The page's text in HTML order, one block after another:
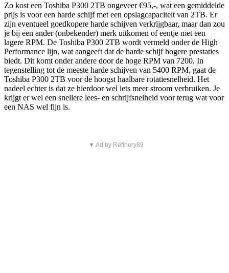
Zo kost een Toshiba P300 2TB ongeveer €95,-, wat een gemiddelde
prijs is voor een harde schijf met een opslagcapaciteit van 2TB. Er
zijn eventueel goedkopere harde schijven verkrijgbaar, maar dan zou
je bij een ander (onbekender) merk uitkomen of eentje met een
lagere RPM. De Toshiba P300 2TB wordt vermeld onder de High
Performance lijn, wat aangeeft dat de harde schijf hogere prestaties
biedt. Dit komt onder andere door de hoge RPM van 7200. In
tegenstelling tot de meeste harde schijven van 5400 RPM, gaat de
Toshiba P300 2TB voor de hoogst haalbare rotatiesnelheid. Het
nadeel echter is dat ze hierdoor wel iets meer stroom verbruiken. Je
krijgt er wel een snellere lees- en schrijfsnelheid voor terug wat voor
een NAS wel fijn is.
▼ Ad by Refinery89